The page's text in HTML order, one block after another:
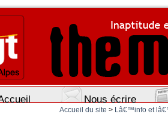
Nous écrire
Accueil du site > Lâ€™info et